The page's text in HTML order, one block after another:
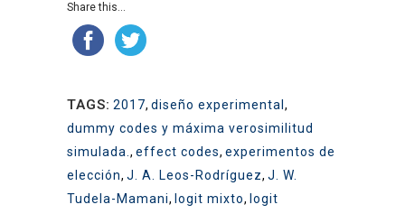
Share this...
TAGS: 2017, diseño experimental ,
dummy codes y máxima verosimilitud
simulada. , effect codes, experimentos de
elección, J. A. Leos-Rodríguez, J. W.
Tudela-Mamani, logit mixto, logit